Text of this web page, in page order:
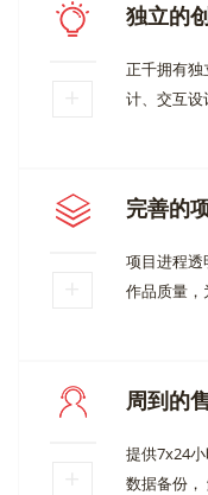
独立的
正千拥有
计、交互设
完善的
项目进程
作品质量，
周到的
提供7x24
数据备份，